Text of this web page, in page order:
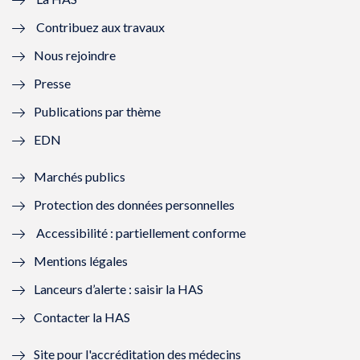
l
l
f
n
ê
t
r
e
)
e
e
n
ê
r
ê
t
e
ê
Contribuez aux travaux
Nous rejoindre
Presse
Publications par thème
EDN
Marchés publics
Protection des données personnelles
Accessibilité : partiellement conforme
Mentions légales
Lanceurs d’alerte : saisir la HAS
Contacter la HAS
Site pour l'accréditation des médecins